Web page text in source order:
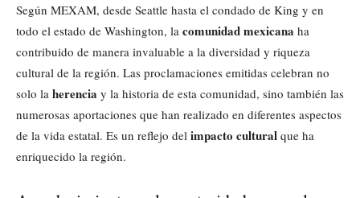
Según MEXAM, desde Seattle hasta el condado de King y en
todo el estado de Washington, la comunidad mexicana ha
contribuido de manera invaluable a la diversidad y riqueza
cultural de la región. Las proclamaciones emitidas celebran no
solo la herencia y la historia de esta comunidad, sino también las
numerosas aportaciones que han realizado en diferentes aspectos
de la vida estatal. Es un reflejo del impacto cultural que ha
enriquecido la región.